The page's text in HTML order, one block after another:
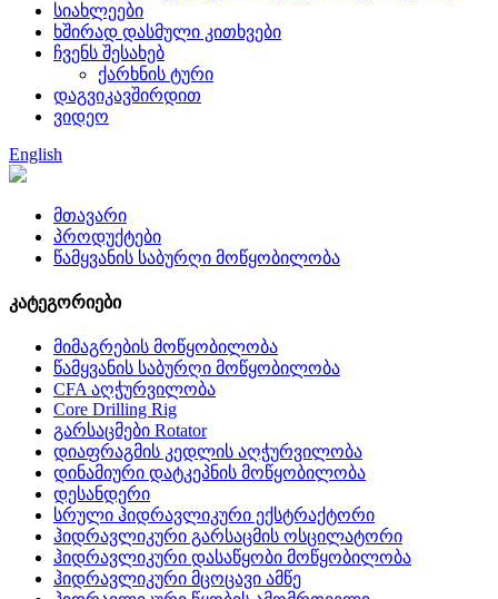
სიახლეები
ხშირად დასმული კითხვები
ჩვენს შესახებ
ქარხნის ტური
დაგვიკავშირდით
ვიდეო
English
მთავარი
პროდუქტები
წამყვანის საბურღი მოწყობილობა
კატეგორიები
მიმაგრების მოწყობილობა
წამყვანის საბურღი მოწყობილობა
CFA აღჭურვილობა
Core Drilling Rig
გარსაცმები Rotator
დიაფრაგმის კედლის აღჭურვილობა
დინამიური დატკეპნის მოწყობილობა
დესანდერი
სრული ჰიდრავლიკური ექსტრაქტორი
ჰიდრავლიკური გარსაცმის ოსცილატორი
ჰიდრავლიკური დასაწყობი მოწყობილობა
ჰიდრავლიკური მცოცავი ამწე